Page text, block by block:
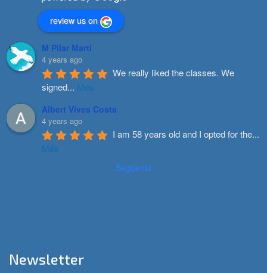
review us on
M Pilar Marti
4 years ago
We really liked the classes. We
signed... Més
Albert Vives Costa
4 years ago
I am 58 years old and I opted for the...
Més
Següents
Newsletter